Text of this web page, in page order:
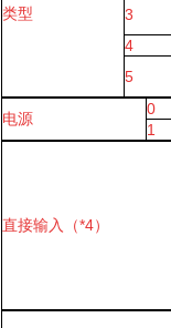
类型
3
4
5
电源
0
1
直接输入（*4）